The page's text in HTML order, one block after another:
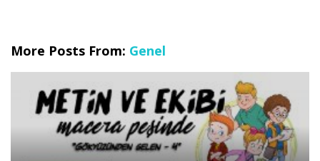
More Posts From: Genel